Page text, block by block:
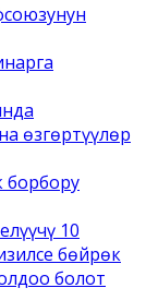
өзгөртүүлөр
борбору
10
бөйрөк
болот